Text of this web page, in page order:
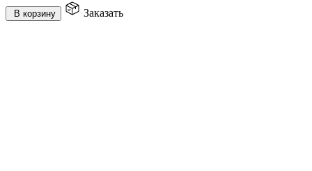
В корзину Заказать